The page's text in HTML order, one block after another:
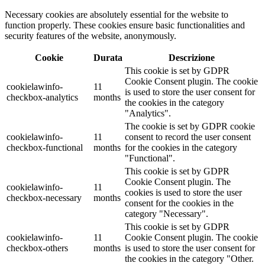
Necessary cookies are absolutely essential for the website to
function properly. These cookies ensure basic functionalities and
security features of the website, anonymously.
Cookie Durata Descrizione
cookielawinfo-
checkbox-analytics
11
months
This cookie is set by GDPR
Cookie Consent plugin. The cookie
is used to store the user consent for
the cookies in the category
"Analytics".
cookielawinfo-
checkbox-functional
11
months
The cookie is set by GDPR cookie
consent to record the user consent
for the cookies in the category
"Functional".
cookielawinfo-
checkbox-necessary
11
months
This cookie is set by GDPR
Cookie Consent plugin. The
cookies is used to store the user
consent for the cookies in the
category "Necessary".
cookielawinfo-
checkbox-others
11
months
This cookie is set by GDPR
Cookie Consent plugin. The cookie
is used to store the user consent for
the cookies in the category "Other.